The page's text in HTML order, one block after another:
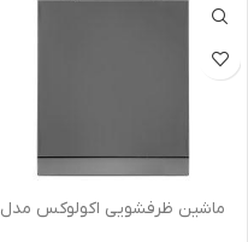
ماشین ظرفشویی اکولوکس مدل